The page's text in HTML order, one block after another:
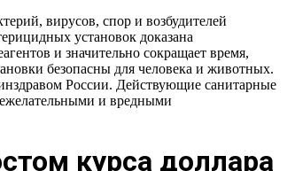
вирусов, спор и возбудителей
установок доказана
и значительно сокращает время,
безопасны для человека и животных.
России. Действующие санитарные
и вредными
курса доллара